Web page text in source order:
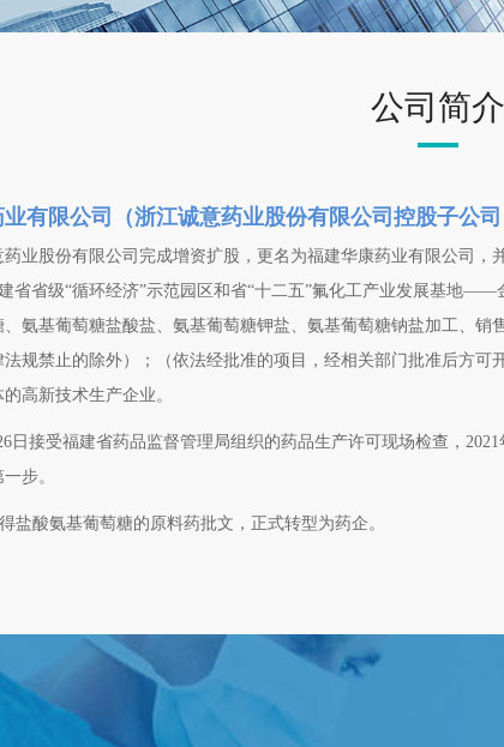
公司简介
有限公司（浙江诚意药业股份有限公司控股子公司
业股份有限公司完成增资扩股，更名为福建华康药业有限公司，
省省级“循环经济”示范园区和省“十二五”氟化工产业发展基地——
氨基葡萄糖盐酸盐、氨基葡萄糖钾盐、氨基葡萄糖钠盐加工、
规禁止的除外）；（依法经批准的项目，经相关部门批准后方
高新技术生产企业。
日接受福建省药品监督管理局组织的药品生产许可现场检查，
步。
盐酸氨基葡萄糖的原料药批文，正式转型为药企。